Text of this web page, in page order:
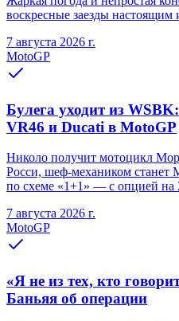
воскресные заезды
7 августа 2026 г.
MotoGP
Булега уходит из
VR46 и Ducati в MotoGP
Николо получит мотоцикл
Росси, шеф-механиком
по схеме «1+1» — с опцией на
7 августа 2026 г.
MotoGP
«Я не из тех, кто
Баньяя об операции